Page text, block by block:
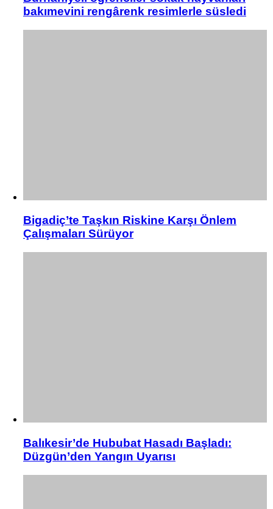
bakımevini rengârenk resimlerle süsledi
Bigadiç’te Taşkın Riskine Karşı Önlem
Çalışmaları Sürüyor
Balıkesir’de Hububat Hasadı Başladı:
Düzgün’den Yangın Uyarısı